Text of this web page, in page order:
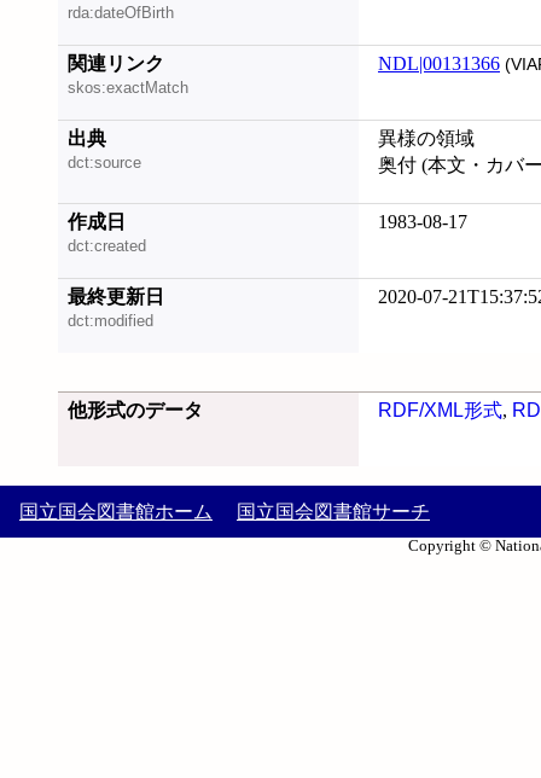
rda:dateOfBirth
関連リンク
skos:exactMatch
NDL|00131366
出典
dct:source
異様の領域
奥付 (本文・カバ
作成日
dct:created
1983-08-17
最終更新日
dct:modified
2020-07-
他形式のデータ RDF/XML形式,
国立国会図書館ホーム 国立国会図書館サーチ
Copyright ©